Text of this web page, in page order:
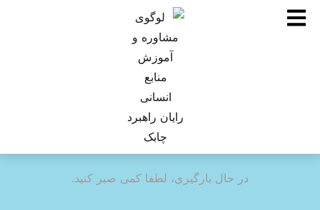
در حال بارگیری، لطفا کمی صبر کنید.